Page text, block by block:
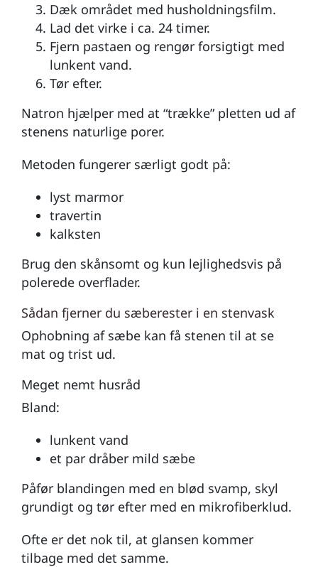
Dæk området med husholdningsfilm.
Lad det virke i ca. 24 timer.
Fjern pastaen og rengør forsigtigt med
lunkent vand.
Tør efter.
Natron hjælper med at “trække” pletten ud af
stenens naturlige porer.
Metoden fungerer særligt godt på:
lyst marmor
travertin
kalksten
Brug den skånsomt og kun lejlighedsvis på
polerede overflader.
Sådan fjerner du sæberester i en stenvask
Ophobning af sæbe kan få stenen til at se
mat og trist ud.
Meget nemt husråd
Bland:
lunkent vand
et par dråber mild sæbe
Påfør blandingen med en blød svamp, skyl
grundigt og tør efter med en mikrofiberklud.
Ofte er det nok til, at glansen kommer
tilbage med det samme.